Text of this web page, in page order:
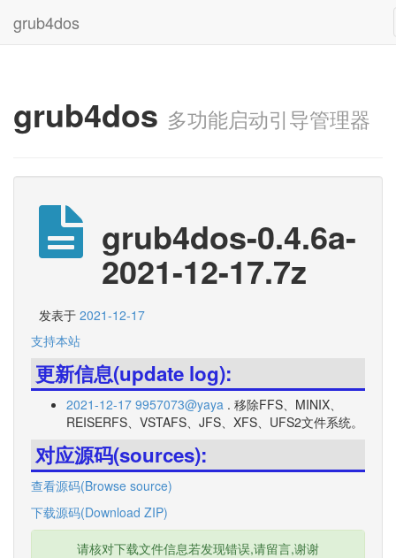
grub4dos
grub4dos 多功能启动引导管理器
grub4dos-0.4.6a-
2021-12-17.7z
发表于 2021-12-17
支持本站
更新信息(update log):
2021-12-17 9957073@yaya . 移除FFS、MINIX、
REISERFS、VSTAFS、JFS、XFS、UFS2文件系统。
对应源码(sources):
查看源码(Browse source)
下载源码(Download ZIP)
请核对下载文件信息若发现错误,请留言,谢谢